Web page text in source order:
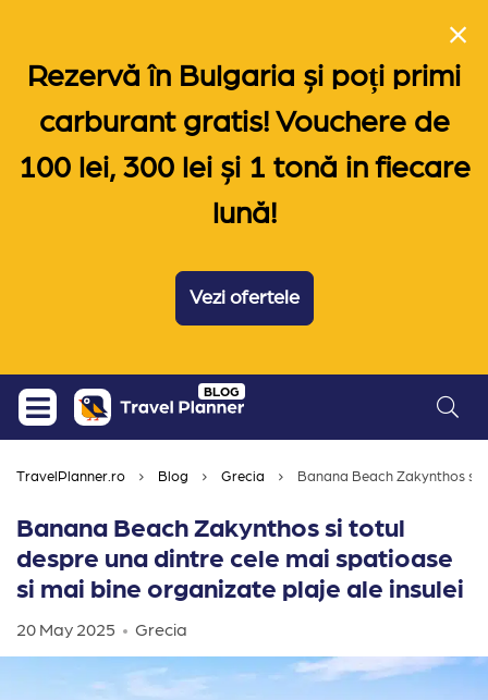
Rezervă în Bulgaria și poți primi
carburant gratis! Vouchere de
100 lei, 300 lei și 1 tonă in fiecare
lună!
Vezi ofertele
Skip
content
BLOG
TravelPlanner.ro Blog Grecia Banana Beach Zakynthos si
Banana Beach Zakynthos si totul
despre una dintre cele mai spatioase
si mai bine organizate plaje ale insulei
20 May 2025 Grecia